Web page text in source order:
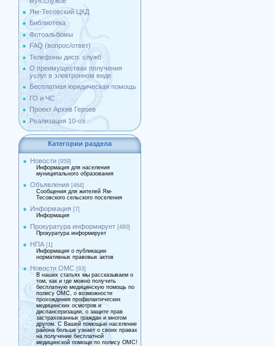
Ям-Тесовский ЦКД
Библиотека
Фотоальбомы
FAQ (вопрос/ответ)
Телефоны дисп. служб
О преимуществах получения
услуг в электронном виде
Бесплатная юридическая помощь
ГО и ЧС
Проект Архив Героев
Реализация 10-оз
Категории раздела
Новости [959]
Информация для населения
муниципального образования
Объявления [464]
Сообщения для жителей Ям-
Тесовского сельского поселения
Информация [7]
Информация
Прокуратура информирует [480]
Прокуратура информирует
НПА [1]
Информация о публикации
нормативных правовых актов
Новости ОМС [93]
В наших статьях мы рассказываем о
том, как и где можно получить
бесплатную медицинскую помощь по
полису ОМС, о возможности
прохождения профилактических
медицинских осмотров и
диспансеризации, о защите прав
застрахованных граждан и многом
другом. С Вашей помощью население
района больше узнает о своих правах
на получение бесплатной
медицинской помощи по полису ОМС!